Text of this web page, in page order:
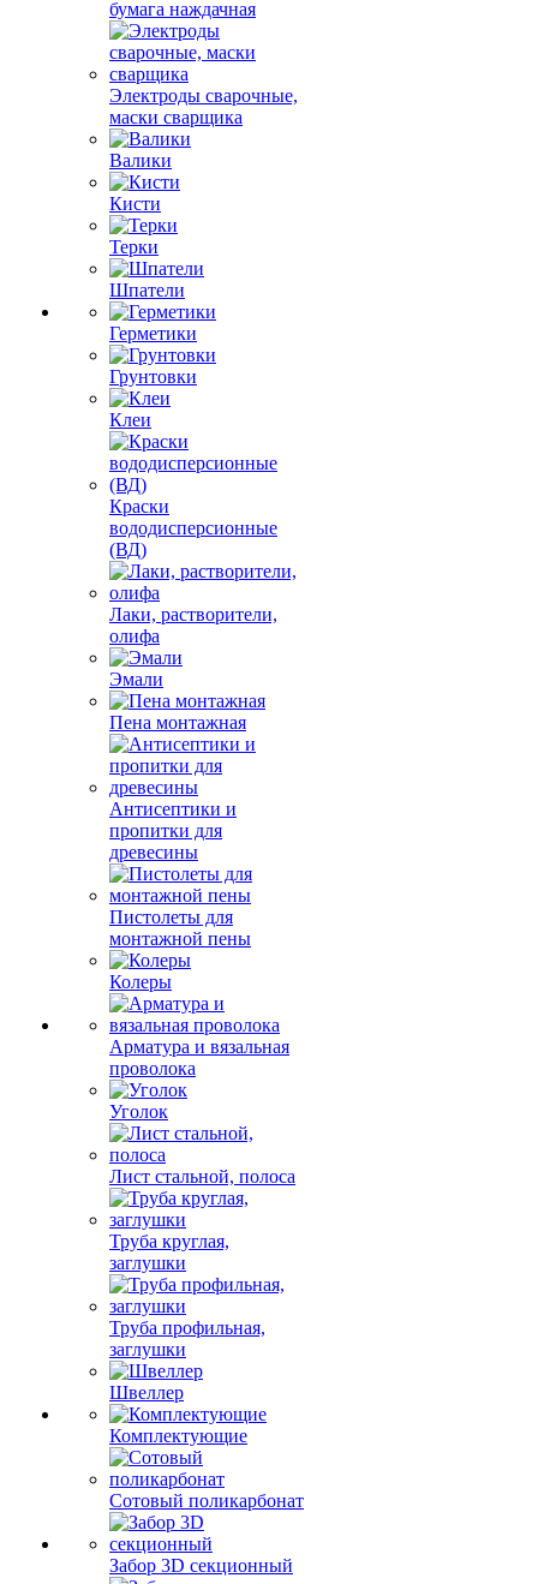
бумага наждачная
Электроды сварочные,
маски сварщика
Валики
Кисти
Терки
Шпатели
Герметики
Грунтовки
Клеи
Краски
вододисперсионные
(ВД)
Лаки, растворители,
олифа
Эмали
Пена монтажная
Антисептики и
пропитки для
древесины
Пистолеты для
монтажной пены
Колеры
Арматура и вязальная
проволока
Уголок
Лист стальной, полоса
Труба круглая,
заглушки
Труба профильная,
заглушки
Швеллер
Комплектующие
Сотовый поликарбонат
Забор 3D секционный